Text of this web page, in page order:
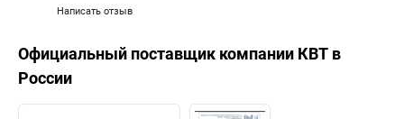
Написать отзыв
Официальный поставщик компании КВТ в
России